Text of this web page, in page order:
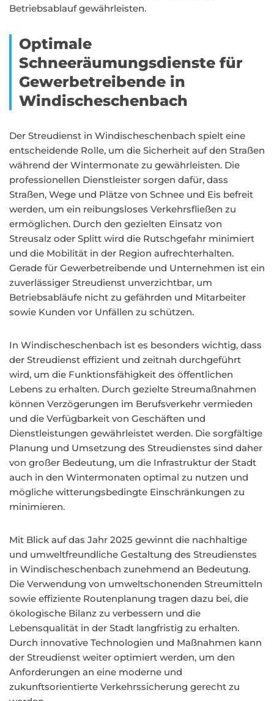
Betriebsablauf gewährleisten.
Optimale
Schneeräumungsdienste für
Gewerbetreibende in
Windischeschenbach
Der Streudienst in Windischeschenbach spielt eine
entscheidende Rolle, um die Sicherheit auf den Straßen
während der Wintermonate zu gewährleisten. Die
professionellen Dienstleister sorgen dafür, dass
Straßen, Wege und Plätze von Schnee und Eis befreit
werden, um ein reibungsloses Verkehrsfließen zu
ermöglichen. Durch den gezielten Einsatz von
Streusalz oder Splitt wird die Rutschgefahr minimiert
und die Mobilität in der Region aufrechterhalten.
Gerade für Gewerbetreibende und Unternehmen ist ein
zuverlässiger Streudienst unverzichtbar, um
Betriebsabläufe nicht zu gefährden und Mitarbeiter
sowie Kunden vor Unfällen zu schützen.
In Windischeschenbach ist es besonders wichtig, dass
der Streudienst effizient und zeitnah durchgeführt
wird, um die Funktionsfähigkeit des öffentlichen
Lebens zu erhalten. Durch gezielte Streumaßnahmen
können Verzögerungen im Berufsverkehr vermieden
und die Verfügbarkeit von Geschäften und
Dienstleistungen gewährleistet werden. Die sorgfältige
Planung und Umsetzung des Streudienstes sind daher
von großer Bedeutung, um die Infrastruktur der Stadt
auch in den Wintermonaten optimal zu nutzen und
mögliche witterungsbedingte Einschränkungen zu
minimieren.
Mit Blick auf das Jahr 2025 gewinnt die nachhaltige
und umweltfreundliche Gestaltung des Streudienstes
in Windischeschenbach zunehmend an Bedeutung.
Die Verwendung von umweltschonenden Streumitteln
sowie effiziente Routenplanung tragen dazu bei, die
ökologische Bilanz zu verbessern und die
Lebensqualität in der Stadt langfristig zu erhalten.
Durch innovative Technologien und Maßnahmen kann
der Streudienst weiter optimiert werden, um den
Anforderungen an eine moderne und
zukunftsorientierte Verkehrssicherung gerecht zu